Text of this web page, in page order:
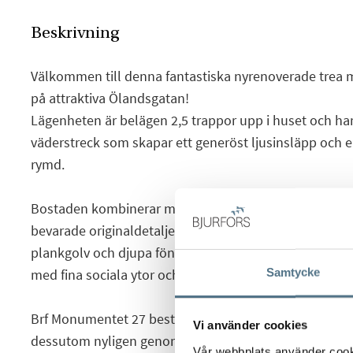
Samtycke
Vi använder cookies
Beskrivning
Välkommen till denna fantastiska nyrenoverade trea
på attraktiva Ölandsgatan!
Lägenheten är belägen 2,5 trappor upp i huset och
väderstreck som skapar ett generöst ljusinsläpp och
rymd.
Bostaden kombinerar modern renovering med vacker
bevarade originaldetaljer såsom spröjsade fönster,
plankgolv och djupa fönsternischer. Planlösningen
med fina sociala ytor och gott om förvaring.
Brf Monumentet 27 består av 34 lägenheter och äger
dessutom nyligen genomfört ett stambyte, vilket ger